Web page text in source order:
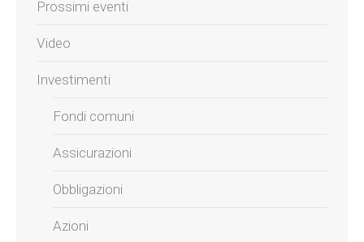
Prossimi eventi
Video
Investimenti
Fondi comuni
Assicurazioni
Obbligazioni
Azioni